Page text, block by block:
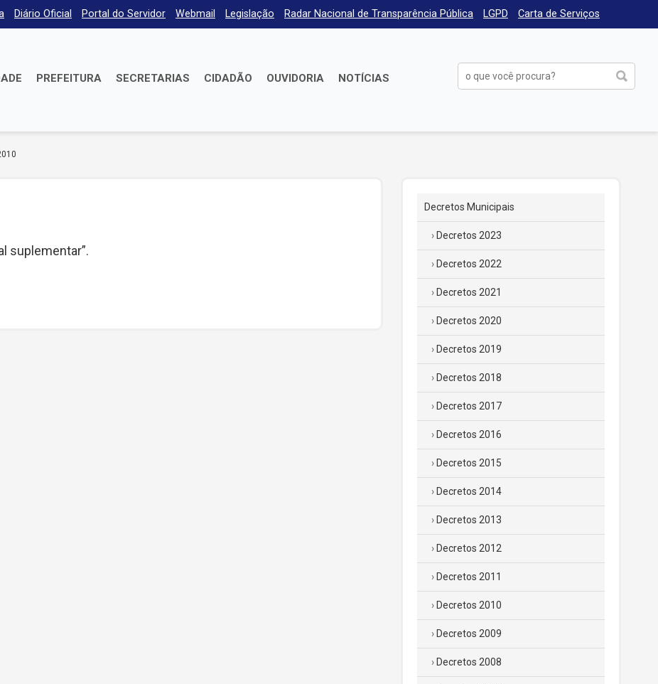
Diário Oficial Portal do Servidor Webmail Legislação Radar Nacional de Transparência Pública LGPD Carta de Serviços
PREFEITURA SECRETARIAS CIDADÃO OUVIDORIA NOTÍCIAS
suplementar”.
Decretos Municipais
Decretos 2023
Decretos 2022
Decretos 2021
Decretos 2020
Decretos 2019
Decretos 2018
Decretos 2017
Decretos 2016
Decretos 2015
Decretos 2014
Decretos 2013
Decretos 2012
Decretos 2011
Decretos 2010
Decretos 2009
Decretos 2008